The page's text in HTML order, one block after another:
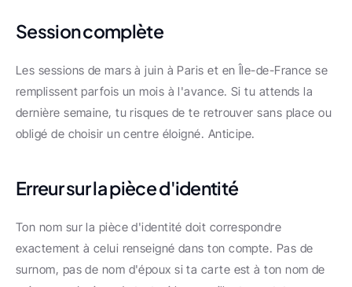
Session complète
Les sessions de mars à juin à Paris et en Île-de-France se
remplissent parfois un mois à l'avance. Si tu attends la
dernière semaine, tu risques de te retrouver sans place ou
obligé de choisir un centre éloigné. Anticipe.
Erreur sur la pièce d'identité
Ton nom sur la pièce d'identité doit correspondre
exactement à celui renseigné dans ton compte. Pas de
surnom, pas de nom d'époux si ta carte est à ton nom de